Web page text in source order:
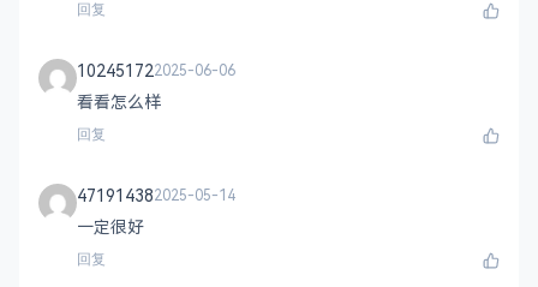
回复
102451722025-06-06
看看怎么样
回复
471914382025-05-14
一定很好
回复